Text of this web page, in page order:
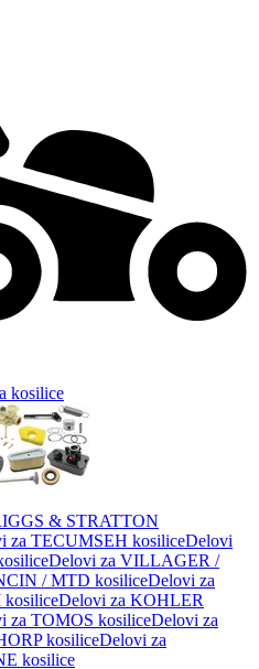
kosilice
& STRATTON
za TECUMSEH kosiliceDelovi
Delovi za VILLAGER /
/ MTD kosiliceDelovi za
Delovi za KOHLER
za TOMOS kosiliceDelovi za
kosiliceDelovi za
kosilice